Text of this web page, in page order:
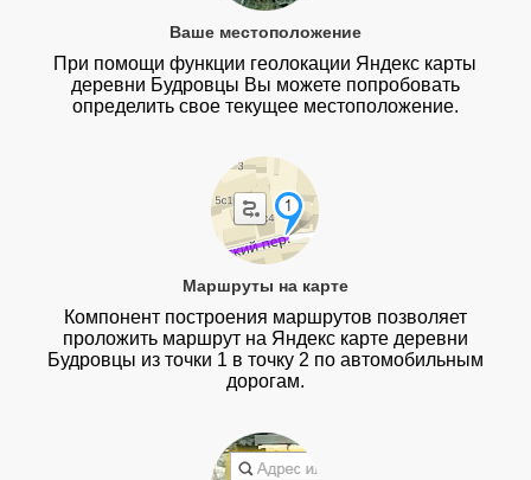
Ваше местоположение
При помощи функции геолокации Яндекс карты
деревни Будровцы Вы можете попробовать
определить свое текущее местоположение.
Маршруты на карте
Компонент построения маршрутов позволяет
проложить маршрут на Яндекс карте деревни
Будровцы из точки 1 в точку 2 по автомобильным
дорогам.